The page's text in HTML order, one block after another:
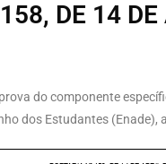
DE 14
do componente
dos Estudantes (Enade),